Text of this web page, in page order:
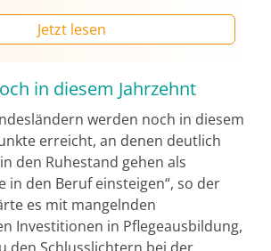
Jetzt lesen
in diesem Jahrzehnt
werden noch in diesem
erreicht, an denen deutlich
den Ruhestand gehen als
in den Beruf einsteigen“, so der
es mit mangelnden
Investitionen in Pflegeausbildung,
den Schlusslichtern bei der